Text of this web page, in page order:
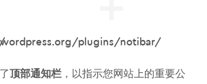
wordpress.org/plugins/notibar/
顶部通知栏 ，以指示您网站上的重要公